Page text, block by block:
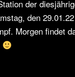
der
den 29.01.22
Morgen findet